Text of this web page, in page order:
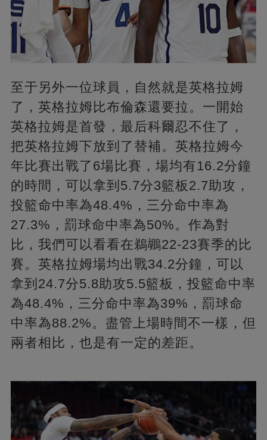
至于另外一位球員，自然就是英格拉姆
了，英格拉姆比布倫森還要拉。一開始
英格拉姆是首發，最后科爾忍不住了，
把英格拉姆下放到了替補。英格拉姆今
年比賽出戰了6場比賽，場均有16.2分鐘
的時間，可以拿到5.7分3籃板2.7助攻，
投籃命中率為48.4%，三分命中率為
27.3%，罰球命中率為50%。作為對
比，我們可以看看在鵜鶘22-23賽季的比
賽。英格拉姆場均出戰34.2分鐘，可以
拿到24.7分5.8助攻5.5籃板，投籃命中率
為48.4%，三分命中率為39%，罰球命
中率為88.2%。盡管上場時間不一樣，但
兩者相比，也是有一定的差距。